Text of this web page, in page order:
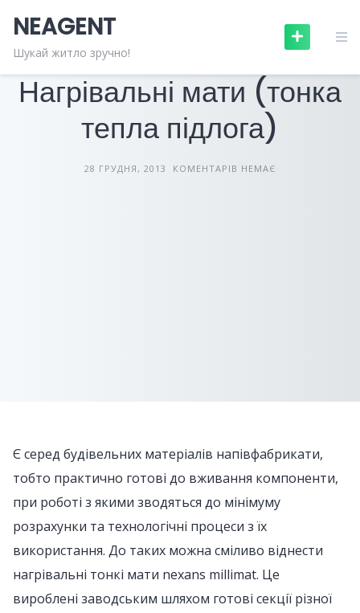
content
NEAGENT
Шукай житло зручно!БУДІВЕЛЬНІ МАТЕРІАЛИ
Нагрівальні мати (тонка
тепла підлога)
28 ГРУДНЯ, 2013 КОМЕНТАРІВ НЕМАЄ
Є серед будівельних матеріалів напівфабрикати,
тобто практично готові до вживання компоненти,
при роботі з якими зводяться до мінімуму
розрахунки та технологічні процеси з їх
використання. До таких можна сміливо віднести
нагрівальні тонкі мати nexans millimat. Це
вироблені заводським шляхом готові секції різної